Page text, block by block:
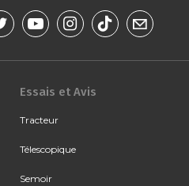
Essais et Avis
Tracteur
Télescopique
Semoir